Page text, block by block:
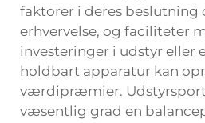
faktorer i deres beslutning
erhvervelse, og faciliteter
investeringer i udstyr eller
holdbart apparatur kan
værdipræmier.
væsentlig grad en